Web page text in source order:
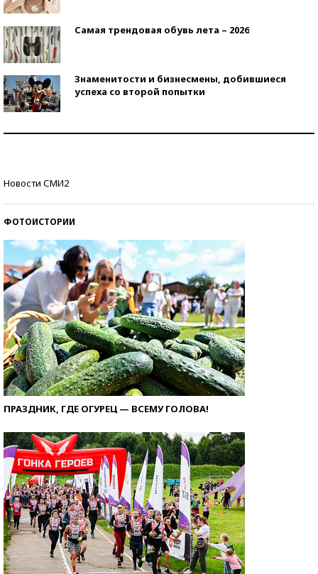
Самая трендовая обувь лета – 2026
Знаменитости и бизнесмены, добившиеся
успеха со второй попытки
Новости СМИ2
ФОТОИСТОРИИ
ПРАЗДНИК, ГДЕ ОГУРЕЦ — ВСЕМУ ГОЛОВА!